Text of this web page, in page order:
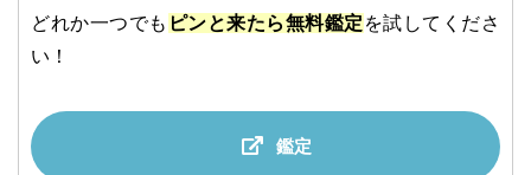
どれか一つでも ピンと来たら無料鑑定 を試してくださ
い！
鑑定